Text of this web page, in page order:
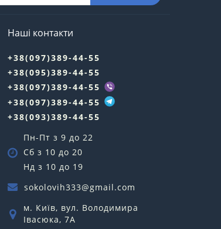
Наші контакти
+38(097)389-44-55
+38(095)389-44-55
+38(097)389-44-55
+38(097)389-44-55
+38(093)389-44-55
Пн-Пт з 9 до 22
Сб з 10 до 20
Нд з 10 до 19
sokolovih333@gmail.com
м. Київ, вул. Володимира
Івасюка, 7А